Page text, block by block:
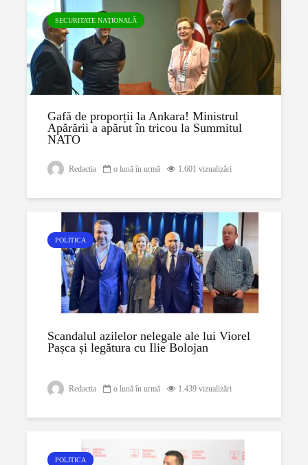
SECURITATE NAȚIONALĂ
Gafă de proporții la Ankara! Ministrul
Apărării a apărut în tricou la Summitul
NATO
Redactia o lună în urmă 1.601 vizualizări
POLITICA
Scandalul azilelor nelegale ale lui Viorel
Pașca și legătura cu Ilie Bolojan
Redactia o lună în urmă 1.439 vizualizări
POLITICA